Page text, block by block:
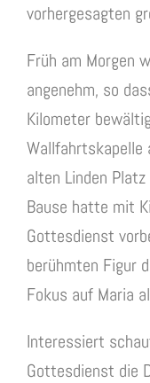
vorhergesagten
Früh am Morgen
angenehm, so
Kilometer
Wallfahrtskapelle
alten Linden
Bause hatte mit
Gottesdienst
berühmten Figur
Fokus auf Maria
Interessiert
Gottesdienst die